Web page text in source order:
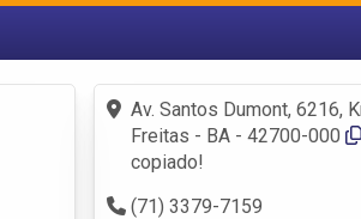
Cadastrar empresa
Fazer login
Criar conta
Av. Santos Dumont, 6216,
Freitas - BA - 42700-000
copiado!
(71) 3379-7159